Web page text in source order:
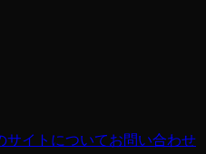
サイトについてお問い合わせ